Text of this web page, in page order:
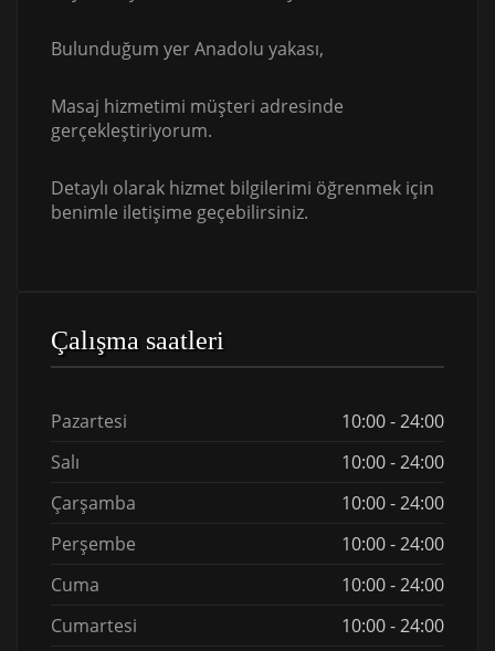
Bulunduğum yer Anadolu yakası,
Masaj hizmetimi müşteri adresinde
gerçekleştiriyorum.
Detaylı olarak hizmet bilgilerimi öğrenmek için
benimle iletişime geçebilirsiniz.
Çalışma saatleri
Pazartesi
10:00 - 24:00
Salı
10:00 - 24:00
Çarşamba
10:00 - 24:00
Perşembe
10:00 - 24:00
Cuma
10:00 - 24:00
Cumartesi
10:00 - 24:00